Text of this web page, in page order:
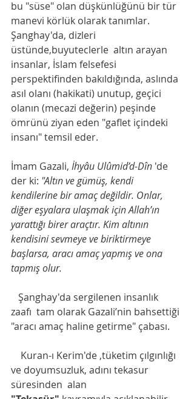
bu "süse" olan düşkünlüğünü bir tür
manevi körlük olarak tanımlar.
Şanghay'da, dizleri
üstünde,buyuteclerle  altın arayan
insanlar, İslam felsefesi
perspektifinden bakıldığında, aslında
asıl olanı (hakikati) unutup, geçici
olanın (mecazi değerin) peşinde
ömrünü ziyan eden "gaflet içindeki
insanı" temsil eder.
​İmam Gazali, İhyâu Ulûmid’d-Dîn 'de
der ki: "Altın ve gümüş, kendi
kendilerine bir amaç değildir. Onlar,
diğer eşyalara ulaşmak için Allah’ın
yarattığı birer araçtır. Kim altının
kendisini sevmeye ve biriktirmeye
başlarsa, aracı amaç yapmış ve ona
tapmış olur.
Şanghay'da sergilenen insanlık
zaafı  tam olarak Gazali’nin bahsettiği
"aracı amaç haline getirme" çabası.
​    Kuran-ı Kerim'de ,tüketim çılgınlığı
ve doyumsuzluk, adını tekasur
süresinden  alan